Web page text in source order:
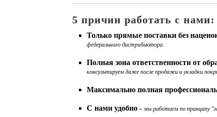
5 причин работать с нами:
Только прямые поставки без
федерального дистрибьютора.
Полная зона ответственности от
консультируем даже после продажи и укладки
Максимально полная
С нами удобно - мы работаем по принципу